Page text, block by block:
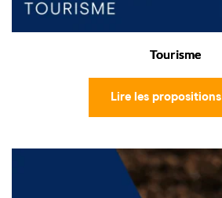
Tourisme
Lire les propositions